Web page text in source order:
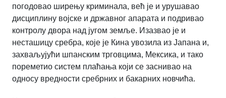
погодовао ширењу криминала, већ је и урушавао
дисциплину војске и државног апарата и подривао
контролу двора над југом земље. Изазвао је и
несташицу сребра, које је Кина увозила из Јапана и,
захваљујући шпанским трговцима, Мексика, и тако
пореметио систем плаћања који се заснивао на
односу вредности сребрних и бакарних новчића.